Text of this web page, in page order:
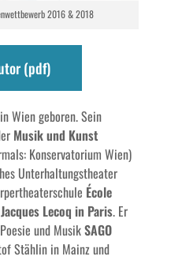
2016 & 2018
(pdf)
Wien geboren. Sein
Musik und Kunst
Konservatorium Wien)
Unterhaltungstheater
École
Lecoq in Paris. Er
und MusikSAGO
Stählin in Mainz und